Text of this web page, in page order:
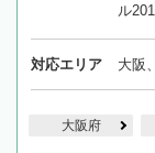
ル
対応エリア 大阪
大阪府